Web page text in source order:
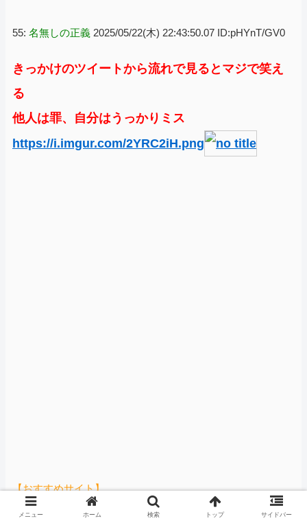
55: 名無しの正義 2025/05/22(木) 22:43:50.07 ID:pHYnT/GV0
きっかけのツイートから流れで見るとマジで笑え
る
他人は罪、自分はうっかりミス
https://i.imgur.com/2YRC2iH.png
【おすすめサイト】
この中国人親子やばすぎる。日本で窃盗
メニュー ホーム 検索 トップ サイドバー